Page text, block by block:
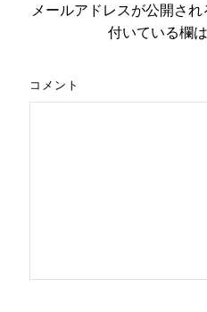
メールアドレスが公開され
付いている欄
コメント